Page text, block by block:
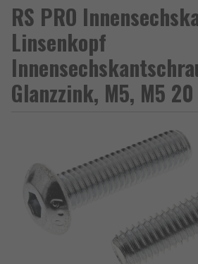
RS PRO
Linsenkopf
Glanzzink, M5, M5